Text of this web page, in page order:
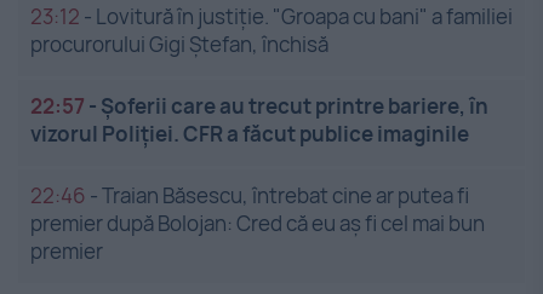
23:12 - Lovitură în justiție. "Groapa cu bani" a familiei
procurorului Gigi Ștefan, închisă
22:57 - Șoferii care au trecut printre bariere, în
vizorul Poliției. CFR a făcut publice imaginile
22:46 -Traian Băsescu, întrebat cine ar putea fi
premier după Bolojan: Cred că eu aș fi cel mai bun
premier